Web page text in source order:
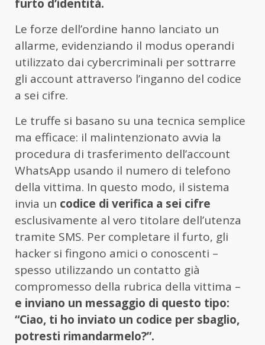
furto d’identità.
Le forze dell’ordine hanno lanciato un
allarme, evidenziando il modus operandi
utilizzato dai cybercriminali per sottrarre
gli account attraverso l’inganno del codice
a sei cifre.
Le truffe si basano su una tecnica semplice
ma efficace: il malintenzionato avvia la
procedura di trasferimento dell’account
WhatsApp usando il numero di telefono
della vittima. In questo modo, il sistema
invia un codice di verifica a sei cifre
esclusivamente al vero titolare dell’utenza
tramite SMS. Per completare il furto, gli
hacker si fingono amici o conoscenti –
spesso utilizzando un contatto già
compromesso della rubrica della vittima –
e inviano un messaggio di questo tipo:
“Ciao, ti ho inviato un codice per sbaglio,
potresti rimandarmelo?”.